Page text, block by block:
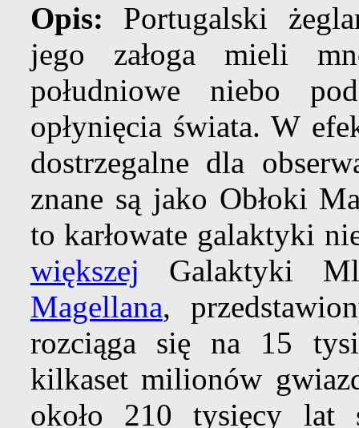
Opis: Portugalski
jego załoga mieli
południowe niebo
opłynięcia świata. W
dostrzegalne dla
znane są jako Obłoki
to karłowate galaktyki
większej Galaktyki
Magellana,
rozciąga się na 15
kilkaset milionów
około 210 tysięcy lat